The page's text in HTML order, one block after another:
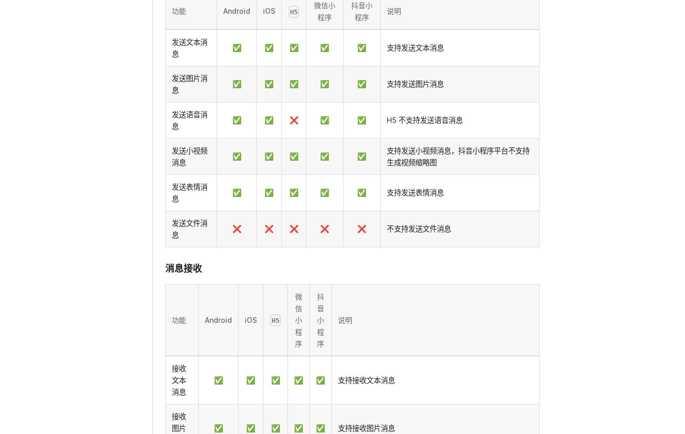
功能 Android iOS H5
微信小
程序
抖音小
程序
说明
发送文本消
息
✅ ✅ ✅ ✅ ✅ 支持发送文本消息
发送图片消
息
✅ ✅ ✅ ✅ ✅ 支持发送图片消息
发送语音消
息
✅ ✅ ❌ ✅ ✅ H5 不支持发送语音消息
发送小视频
消息
✅ ✅ ✅ ✅ ✅
支持发送小视频消息，抖音小程序平台不支持
生成视频缩略图
发送表情消
息
✅ ✅ ✅ ✅ ✅ 支持发送表情消息
发送文件消
息
❌ ❌ ❌ ❌ ❌ 不支持发送文件消息
消息接收
功能 Android iOS H5
微
信
小
程
序
抖
音
小
程
序
说明
接收
文本
消息
✅ ✅ ✅ ✅ ✅ 支持接收文本消息
接收
图片
✅ ✅ ✅ ✅ ✅ 支持接收图片消息